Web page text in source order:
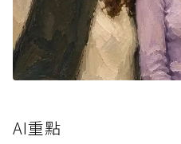
AI重點